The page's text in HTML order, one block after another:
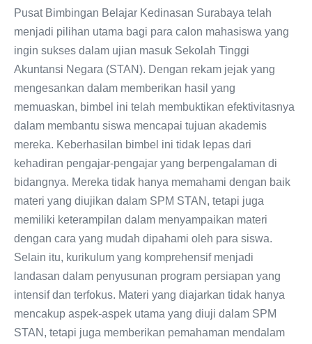
Pusat Bimbingan Belajar Kedinasan Surabaya telah
menjadi pilihan utama bagi para calon mahasiswa yang
ingin sukses dalam ujian masuk Sekolah Tinggi
Akuntansi Negara (STAN). Dengan rekam jejak yang
mengesankan dalam memberikan hasil yang
memuaskan, bimbel ini telah membuktikan efektivitasnya
dalam membantu siswa mencapai tujuan akademis
mereka. Keberhasilan bimbel ini tidak lepas dari
kehadiran pengajar-pengajar yang berpengalaman di
bidangnya. Mereka tidak hanya memahami dengan baik
materi yang diujikan dalam SPM STAN, tetapi juga
memiliki keterampilan dalam menyampaikan materi
dengan cara yang mudah dipahami oleh para siswa.
Selain itu, kurikulum yang komprehensif menjadi
landasan dalam penyusunan program persiapan yang
intensif dan terfokus. Materi yang diajarkan tidak hanya
mencakup aspek-aspek utama yang diuji dalam SPM
STAN, tetapi juga memberikan pemahaman mendalam